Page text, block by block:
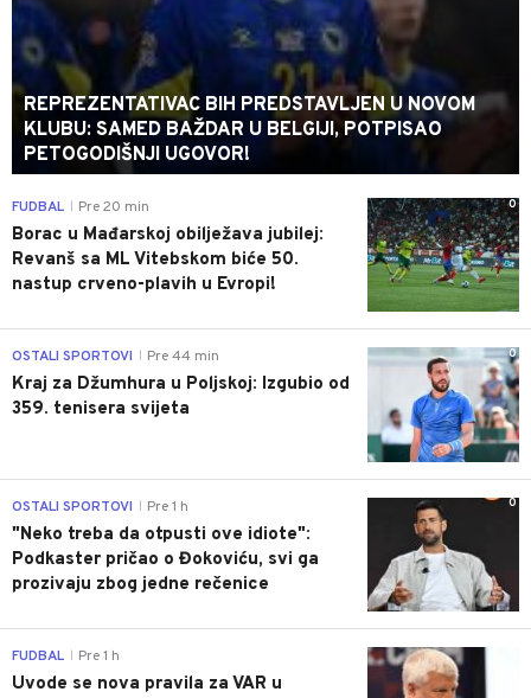
REPREZENTATIVAC BIH PREDSTAVLJEN U NOVOM
KLUBU: SAMED BAŽDAR U BELGIJI, POTPISAO
PETOGODIŠNJI UGOVOR!
0
FUDBAL Pre 20 min
Borac u Mađarskoj obilježava jubilej:
Revanš sa ML Vitebskom biće 50.
nastup crveno-plavih u Evropi!
0
OSTALI SPORTOVI Pre 44 min
Kraj za Džumhura u Poljskoj: Izgubio od
359. tenisera svijeta
0
OSTALI SPORTOVI Pre 1 h
"Neko treba da otpusti ove idiote":
Podkaster pričao o Đokoviću, svi ga
prozivaju zbog jedne rečenice
FUDBAL Pre 1 h
Uvode se nova pravila za VAR u